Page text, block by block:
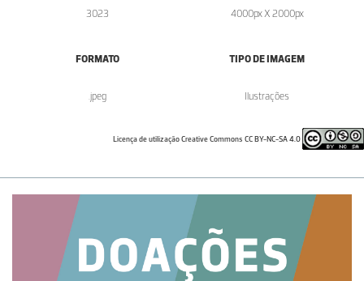
3023 4000px X 2000px
FORMATO
.jpeg
TIPO DE IMAGEM
Ilustrações
Licença de utilização Creative Commons CC BY-NC-SA 4.0